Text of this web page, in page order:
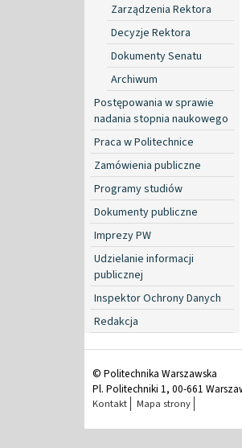
Zarządzenia Rektora
Decyzje Rektora
Dokumenty Senatu
Archiwum
Postępowania w sprawie
nadania stopnia naukowego
Praca w Politechnice
Zamówienia publiczne
Programy studiów
Dokumenty publiczne
Imprezy PW
Udzielanie informacji
publicznej
Inspektor Ochrony Danych
Redakcja
© Politechnika Warszawska
Pl. Politechniki 1, 00-661
Kontakt Mapa strony